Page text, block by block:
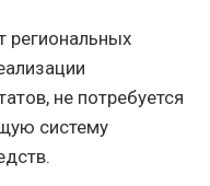
региональных
не потребуется
систему